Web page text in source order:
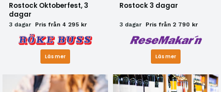
Rostock Oktoberfest, 3
dagar
3 dagar Pris från 4 295 kr
Läs mer
Rostock 3 dagar
3 dagar Pris från 2 790 kr
Läs mer